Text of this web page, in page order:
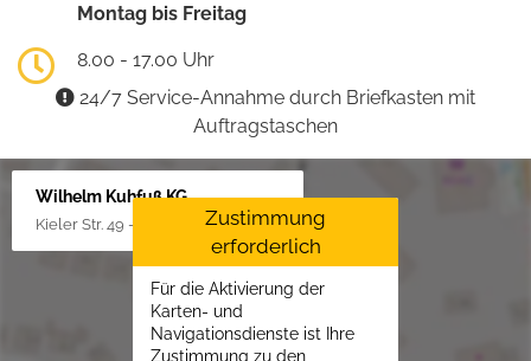
Montag bis Freitag
8.00 - 17.00 Uhr
24/7 Service-Annahme durch Briefkasten mit
Auftragstaschen
Wilhelm Kuhfuß KG
Kieler Str. 49 - 51, 25451 Quickborn
Zustimmung
erforderlich
Für die Aktivierung der
Karten- und
Navigationsdienste ist Ihre
Zustimmung zu den